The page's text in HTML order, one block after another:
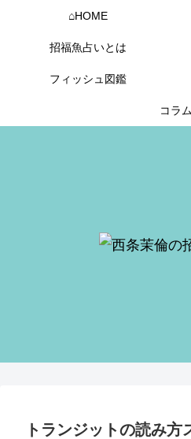
⌂HOME
招福魚占いとは
フィッシュ図鑑
コラム
トランジットの読み